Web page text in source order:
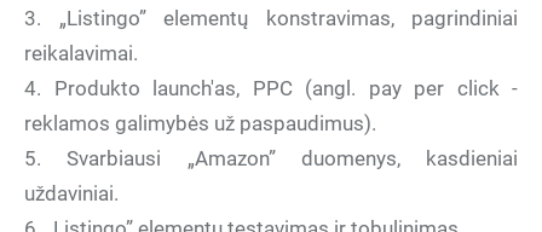
3. „Listingo” elementų konstravimas, pagrindiniai
reikalavimai.
4. Produkto launch'as, PPC (angl. pay per click -
reklamos galimybės už paspaudimus).
5. Svarbiausi „Amazon” duomenys, kasdieniai
uždaviniai.